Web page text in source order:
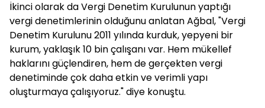
İkinci olarak da Vergi Denetim Kurulunun yaptığı
vergi denetimlerinin olduğunu anlatan Ağbal, "Vergi
Denetim Kurulunu 2011 yılında kurduk, yepyeni bir
kurum, yaklaşık 10 bin çalışanı var. Hem mükellef
haklarını güçlendiren, hem de gerçekten vergi
denetiminde çok daha etkin ve verimli yapı
oluşturmaya çalışıyoruz." diye konuştu.